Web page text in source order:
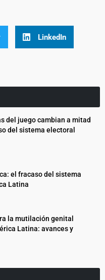
LinkedIn
del juego cambian a mitad
del sistema electoral
el fracaso del sistema
Latina
la mutilación genital
Latina: avances y